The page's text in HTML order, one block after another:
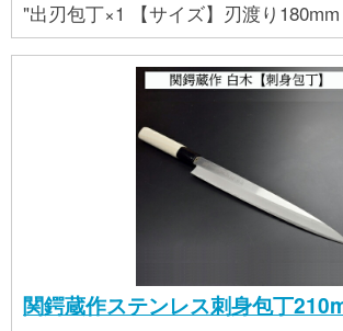
"出刃包丁×1 【サイズ】刃渡り180mm
関鍔蔵作ステンレス刺身包丁